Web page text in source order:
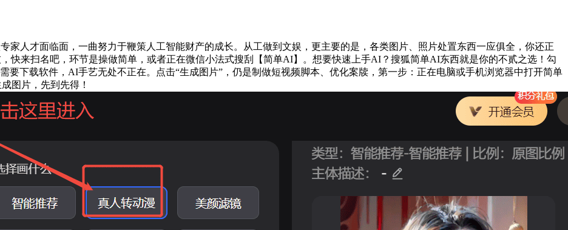
人才面临面，一曲努力于鞭策人工智能财产的成长。从工做到文娱，更主要的是，各类图片、照片处置东西一应俱全，你还正
快来扫名吧，环节是操做简单，或者正在微信小法式搜刮【简单AI】。想要快速上手AI？搜狐简单AI东西就是你的不贰之选！勾
要下载软件，AI手艺无处不正在。点击“生成图片”，仍是制做短视频脚本、优化案牍，第一步：正在电脑或手机浏览器中打开简单
图片，先到先得！